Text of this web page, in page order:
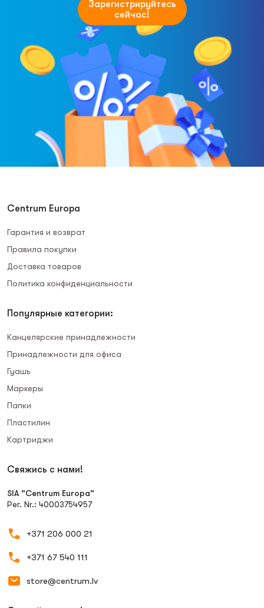
Зарегистрируйтесь
сейчас!
Centrum Europa
Гарантия и возврат
Правила покупки
Доставка товаров
Политика конфиденциальности
Популярные категории:
Канцелярские принадлежности
Принадлежности для офиса
Гуашь
Маркеры
Папки
Пластилин
Картриджи
Свяжись с нами!
SIA "Centrum Europa"
Рег. Nr.: 40003754957
+371 206 000 21
+371 67 540 111
store@centrum.lv